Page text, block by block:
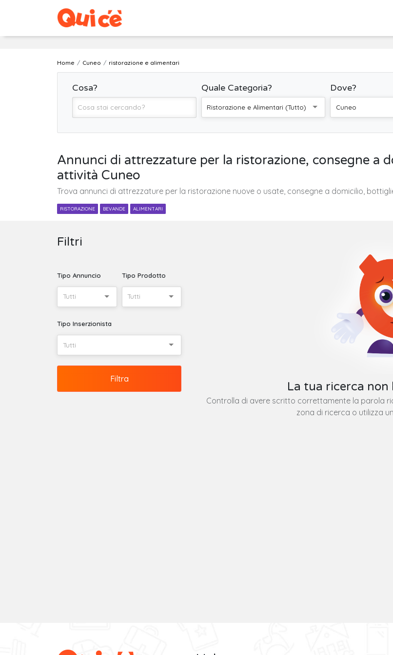
Home Cuneo ristorazione e alimentari
Cosa? Quale Categoria?
Ristorazione e Alimentari (Tutto)
Dove?
Cuneo
Annunci di attrezzature per la ristorazione, consegne a
attività Cuneo
Trova annunci di attrezzature per la ristorazione nuove o usate, consegne a domicilio,
RISTORAZIONE BEVANDE ALIMENTARI
Filtri
Tipo Annuncio
Tutti
Tipo Prodotto
Tutti
Tipo Inserzionista
Tutti
Filtra
La tua ricerca
Controlla di avere scritto correttamente la parola
zona di ricerca o utilizza